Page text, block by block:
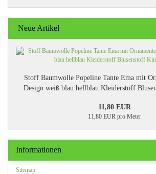
Neue Artikel
Stoff Baumwolle Popeline Tante Ema mit
Design weiß blau hellblau Kleiderstoff
11,80 EUR
11,80 EUR pro Meter
Informationen
Sitemap